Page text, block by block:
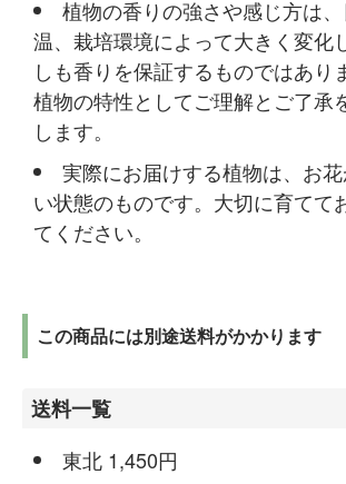
植物の香りの強さや感じ方は
温、栽培環境によって大きく変化
しも香りを保証するものではあり
植物の特性としてご理解とご了承
します。
実際にお届けする植物は、お
い状態のものです。大切に育てて
てください。
この商品には別途送料がかかります
送料一覧
東北 1,450円